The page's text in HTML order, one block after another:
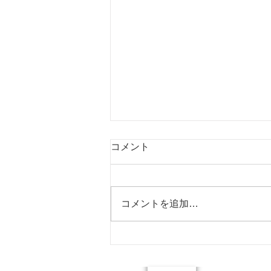
盆期間営業日について
【盆期間営業日について】 あき
㈬ 営業 8/13㈭ 休 8/14
㈮ 休 8/15㈯ 営業 8/16㈰
い方は、 事前にご相談ください
コメント
コメントを追加…